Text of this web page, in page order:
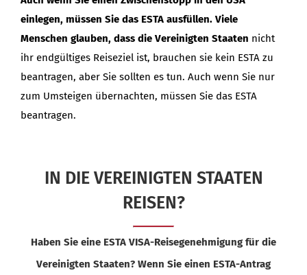
einlegen, müssen Sie das ESTA ausfüllen. Viele
Menschen glauben, dass die Vereinigten Staaten nicht
ihr endgültiges Reiseziel ist, brauchen sie kein ESTA zu
beantragen, aber Sie sollten es tun. Auch wenn Sie nur
zum Umsteigen übernachten, müssen Sie das ESTA
beantragen.
IN DIE VEREINIGTEN STAATEN
REISEN?
Haben Sie eine ESTA VISA-Reisegenehmigung für die
Vereinigten Staaten? Wenn Sie einen ESTA-Antrag